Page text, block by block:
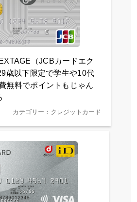
（JCBカードエク
歳以下限定で学生や10代
無料でポイントもじゃん
カテゴリー：クレジットカード